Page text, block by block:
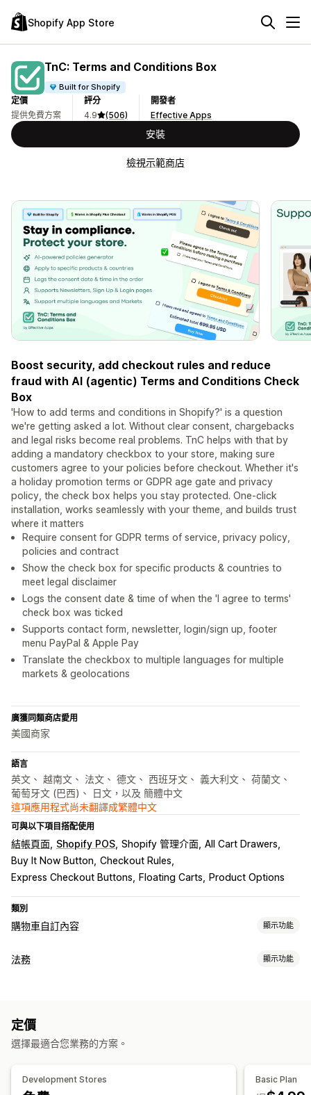
Shopify App Store
TnC: Terms and Conditions Box
Built for Shopify
定價
提供免費方案
評分
4.9
(506)
開發者
Effective Apps
安裝
檢視示範商店
Boost security, add checkout rules and reduce
fraud with AI (agentic) Terms and Conditions Check
Box
'How to add terms and conditions in Shopify?' is a question
we're getting asked a lot. Without clear consent, chargebacks
and legal risks become real problems. TnC helps with that by
adding a mandatory checkbox to your store, making sure
customers agree to your policies before checkout. Whether it's
a holiday promotion terms or GDPR age gate and privacy
policy, the check box helps you stay protected. One-click
installation, works seamlessly with your theme, and builds trust
where it matters
Require consent for GDPR terms of service, privacy policy,
policies and contract
Show the check box for specific products & countries to
meet legal disclaimer
Logs the consent date & time of when the 'I agree to terms'
check box was ticked
Supports contact form, newsletter, login/sign up, footer
menu PayPal & Apple Pay
Translate the checkbox to multiple languages for multiple
markets & geolocations
廣獲同類商店愛用
美國商家
語言
英文、 越南文、 法文、 德文、 西班牙文、 義大利文、 荷蘭文、
葡萄牙文 (巴西)、 日文，以及 簡體中文
這項應用程式尚未翻譯成繁體中文
可與以下項目搭配使用
結帳頁面 Shopify POS Shopify 管理介面 All Cart Drawers
Buy It Now Button Checkout Rules
Express Checkout Buttons
Floating Carts Product Options
類別
購物車自訂內容 顯示功能
購物車顯示畫面
追加銷售
自訂結帳頁面
法務 顯示功能
條款及條件
頁面限制
定價
選擇最適合您業務的方案。
Development Stores Basic Plan